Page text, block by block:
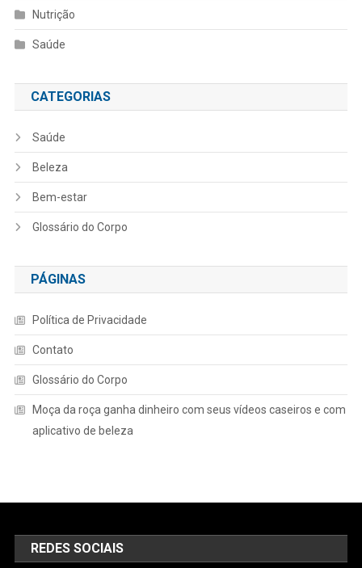
Nutrição
Saúde
CATEGORIAS
Saúde
Beleza
Bem-estar
Glossário do Corpo
PÁGINAS
Política de Privacidade
Contato
Glossário do Corpo
Moça da roça ganha dinheiro com seus vídeos caseiros e com
aplicativo de beleza
REDES SOCIAIS